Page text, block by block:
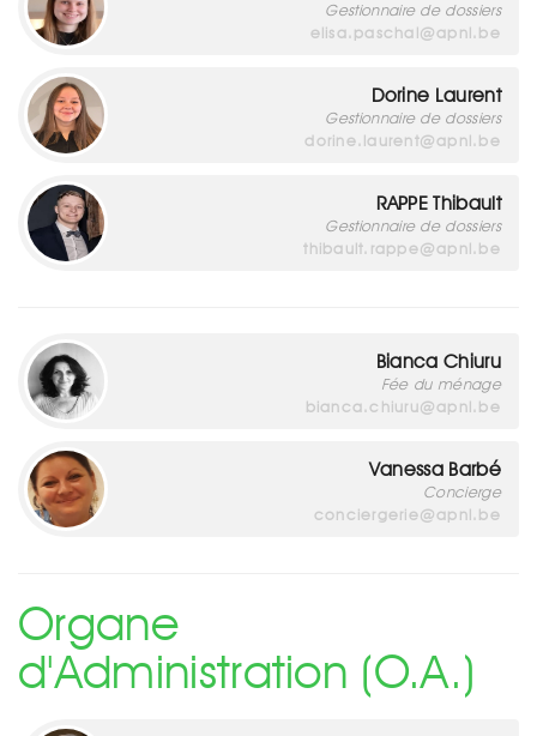
Gestionnaire de dossiers
elisa.paschal@apnl.be
Dorine Laurent
Gestionnaire de dossiers
dorine.laurent@apnl.be
RAPPE Thibault
Gestionnaire de dossiers
thibault.rappe@apnl.be
Bianca Chiuru
Fée du ménage
bianca.chiuru@apnl.be
Vanessa Barbé
Concierge
conciergerie@apnl.be
Organe
d'Administration (O.A.)